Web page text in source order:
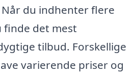
Når du indhenter flere
finde det mest
tilbud. Forskellige
varierende priser og